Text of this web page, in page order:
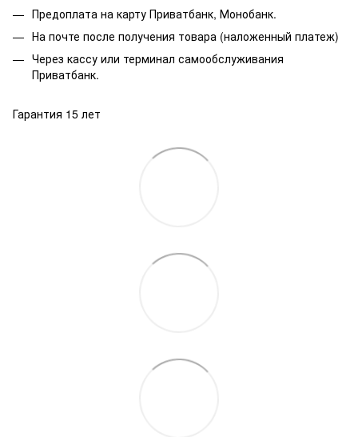
Предоплата на карту Приватбанк, Монобанк.
На почте после получения товара (наложенный платеж)
Через кассу или терминал самообслуживания
Приватбанк.
Гарантия 15 лет